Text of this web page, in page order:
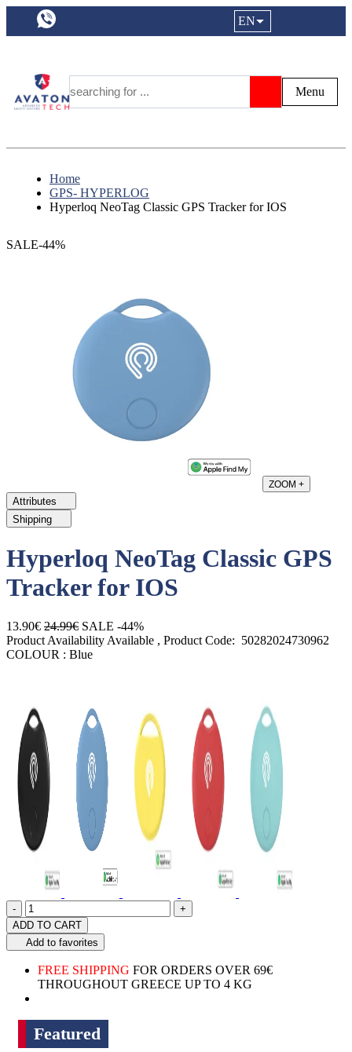
a11y.languageSelection:
EN
Menu
Search
Home
GPS- HYPERLOG
Hyperloq NeoTag Classic GPS Tracker for IOS
SALE-44%
ZOOM +
Attributes
Shipping
Hyperloq NeoTag Classic GPS
Tracker for IOS
13.90€ 24.99€ SALE -44%
Product Availability Available , Product Code: 50282024730962
COLOUR : Blue
Quantity
-product.increase.quantity +
ADD TO CART
Add to favorites
FREE SHIPPING FOR ORDERS OVER 69€
THROUGHOUT GREECE UP TO 4 KG
Featured